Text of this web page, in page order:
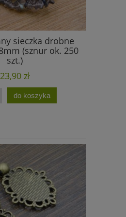
sieczka drobne
(sznur ok. 250
szt.)
23,90 zł
do koszyka